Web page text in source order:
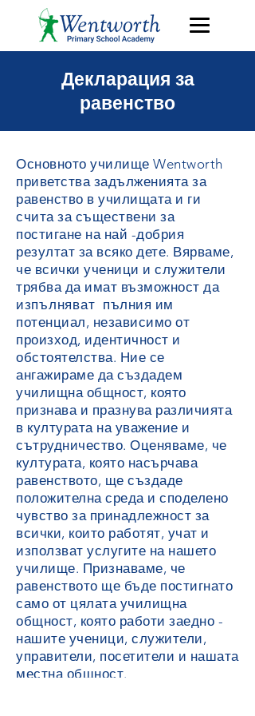
Декларация за
равенство
Основното училище Wentworth
приветства задълженията за
равенство в училищата и ги
счита за съществени за
постигане на най -добрия
резултат за всяко дете. Вярваме,
че всички ученици и служители
трябва да имат възможност да
изпълняват пълния им
потенциал, независимо от
произход, идентичност и
обстоятелства. Ние се
ангажираме да създадем
училищна общност, която
признава и празнува различията
в културата на уважение и
сътрудничество. Оценяваме, че
културата, която насърчава
равенството, ще създаде
положителна среда и споделено
чувство за принадлежност за
всички, които работят, учат и
използват услугите на нашето
училище. Признаваме, че
равенството ще бъде постигнато
само от цялата училищна
общност, която работи заедно -
нашите ученици, служители,
управители, посетители и нашата
местна общност.